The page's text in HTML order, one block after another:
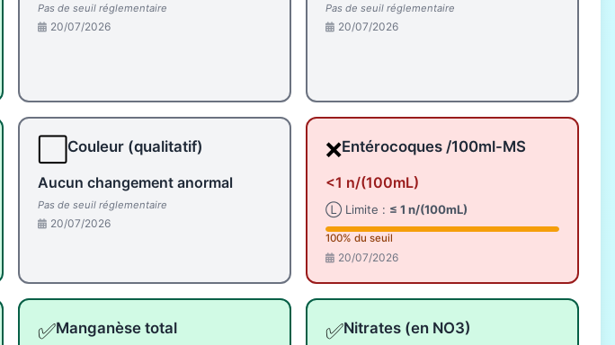
Pas de seuil réglementaire
20/07/2026
Pas de seuil réglementaire
20/07/2026
Couleur (qualitatif)
Aucun changement anormal
Pas de seuil réglementaire
20/07/2026
❌Entérocoques /100ml-MS
<1 n/(100mL)
Ⓛ Limite : ≤ 1 n/(100mL)
100% du seuil
20/07/2026
✅Manganèse total
✅Nitrates (en NO3)